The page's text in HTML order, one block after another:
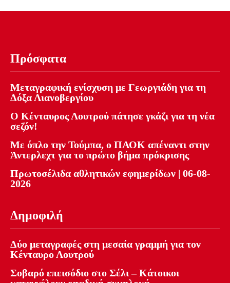
Πρόσφατα
Μεταγραφική ενίσχυση με Γεωργιάδη για τη
Δόξα Λιανοβεργίου
Ο Κένταυρος Λουτρού πάτησε γκάζι για τη νέα
σεζόν!
Με όπλο την Τούμπα, ο ΠΑΟΚ απέναντι στην
Άντερλεχτ για το πρώτο βήμα πρόκρισης
Πρωτοσέλιδα αθλητικών εφημερίδων | 06-08-
2026
Δημοφιλή
Δύο μεταγραφές στη μεσαία γραμμή για τον
Κένταυρο Λουτρού
Σοβαρό επεισόδιο στο Σέλι – Κάτοικοι